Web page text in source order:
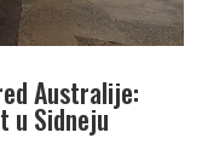
Australije:
u Sidneju